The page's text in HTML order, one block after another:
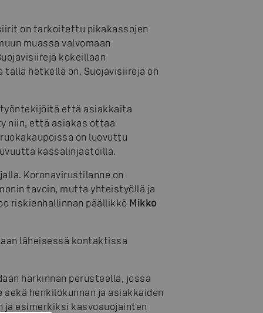
on tarkoitettu pikakassojen
muassa valvomaan
kokeillaan
hetkellä on. Suojavisiirejä on
että asiakkaita
niin, että asiakas ottaa
on luovuttu
kassalinjastoilla.
Koronavirustilanne on
tavoin, mutta yhteistyöllä ja
riskienhallinnan päällikkö Mikko
läheisessä kontaktissa
harkinnan perusteella, jossa
henkilökunnan ja asiakkaiden
esimerkiksi kasvosuojainten